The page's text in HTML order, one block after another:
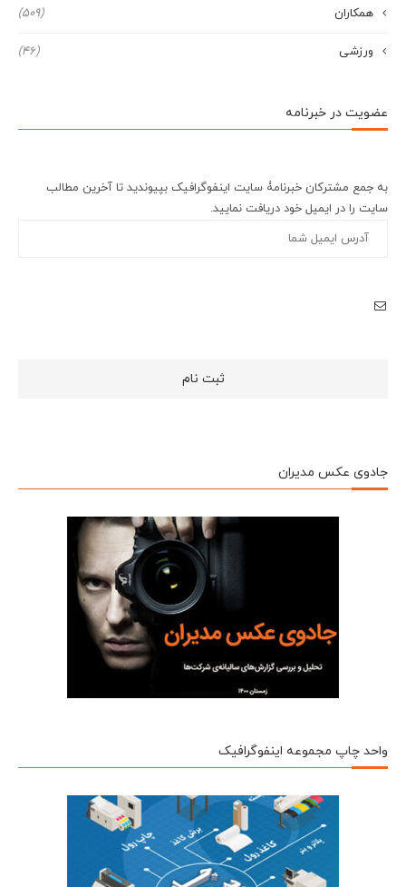
همکاران (509)
ورزشی (46)
عضویت در خبرنامه
به جمع مشترکان خبرنامۀ سایت اینفوگرافیک بپیوندید تا آخرین مطالب
سایت را در ایمیل خود دریافت نمایید.
جادوی عکس مدیران
واحد چاپ مجموعه اینفوگرافیک